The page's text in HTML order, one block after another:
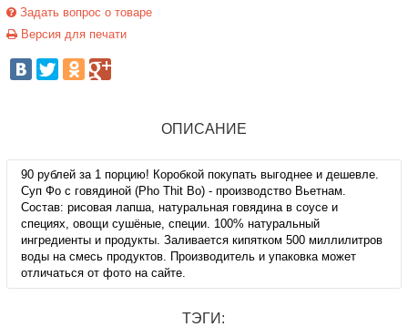
Задать вопрос о товаре
Версия для печати
ОПИСАНИЕ
90 рублей за 1 порцию! Коробкой покупать выгоднее и дешевле.
Суп Фо с говядиной (Pho Thit Bo) - производство Вьетнам.
Состав: рисовая лапша, натуральная говядина в соусе и
специях, овощи сушёные, специи. 100% натуральный
ингредиенты и продукты. Заливается кипятком 500 миллилитров
воды на смесь продуктов. Производитель и упаковка может
отличаться от фото на сайте.
ТЭГИ: